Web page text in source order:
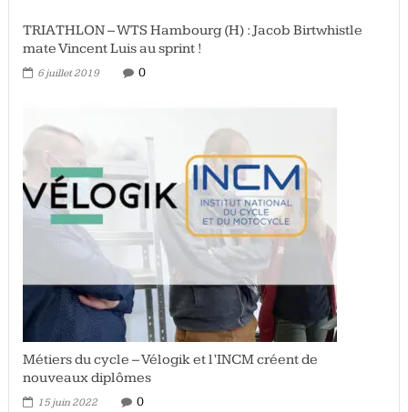
TRIATHLON – WTS Hambourg (H) : Jacob Birtwhistle
mate Vincent Luis au sprint !
6 juillet 2019 0
Métiers du cycle – Vélogik et l’INCM créent de
nouveaux diplômes
15 juin 2022 0